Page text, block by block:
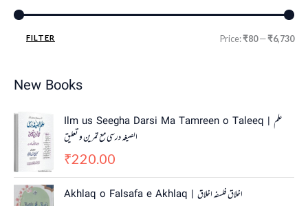
FILTER Price:₹80—₹6,730
New Books
Ilm us Seegha Darsi Ma Tamreen o Taleeq | علم
الصیغہ درسی مع تمرین و تعلیق
₹220.00
Akhlaq o Falsafa e Akhlaq | اخلاق فلسفہ اخلاق